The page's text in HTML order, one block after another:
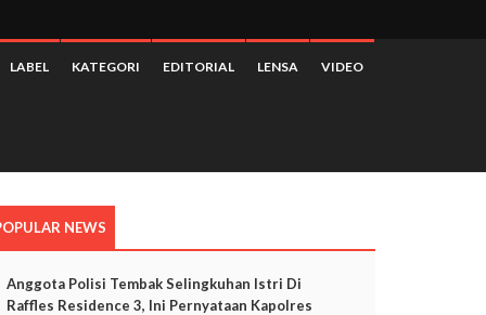
LABEL KATEGORI EDITORIAL LENSA VIDEO
NEWS
Anggota Polisi Tembak Selingkuhan Istri Di
Raffles Residence 3, Ini Pernyataan Kapolres